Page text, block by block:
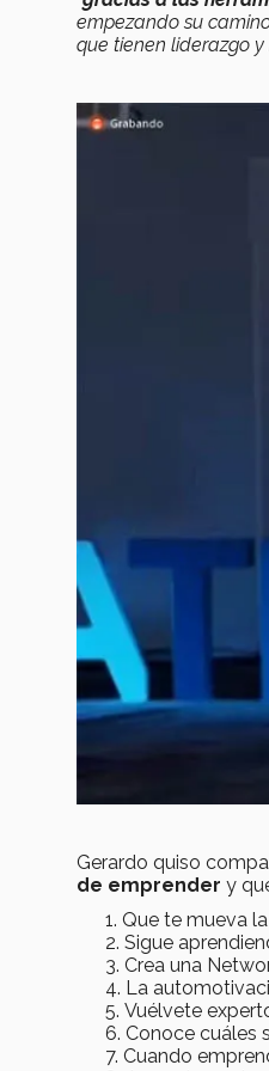
empezando su
que tienen liderazgo
Gerardo quiso
de emprender y
Que te mueva
Sigue
Crea una
La
Vuélvete
Conoce cuáles
Cuando